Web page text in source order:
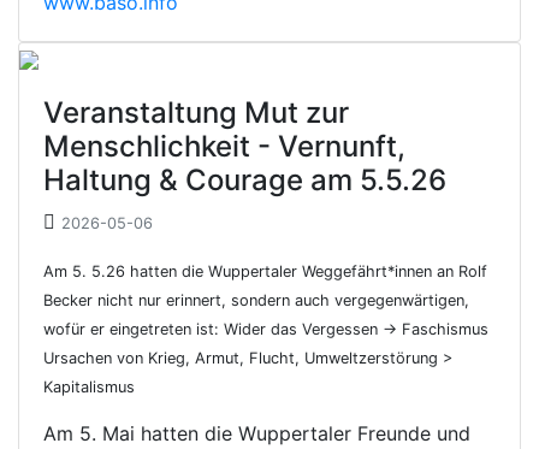
Veranstaltung Mut zur
Menschlichkeit - Vernunft,
Haltung & Courage am 5.5.26
2026-05-06
Am 5. 5.26 hatten die Wuppertaler Weggefährt*innen an Rolf
Becker nicht nur erinnert, sondern auch vergegenwärtigen,
wofür er eingetreten ist: Wider das Vergessen -> Faschismus
Ursachen von Krieg, Armut, Flucht, Umweltzerstörung >
Kapitalismus
Am 5. Mai hatten die Wuppertaler Freunde und